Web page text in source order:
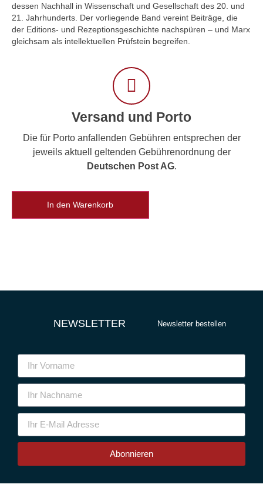
dessen Nachhall in Wissenschaft und Gesellschaft des 20. und
21. Jahrhunderts. Der vorliegende Band vereint Beiträge, die
der Editions- und Rezeptionsgeschichte nachspüren – und Marx
gleichsam als intellektuellen Prüfstein begreifen.
Versand und Porto
Die für Porto anfallenden Gebühren entsprechen der
jeweils aktuell geltenden Gebührenordnung der
Deutschen Post AG.
In den Warenkorb
NEWSLETTER Newsletter bestellen
Abonnieren